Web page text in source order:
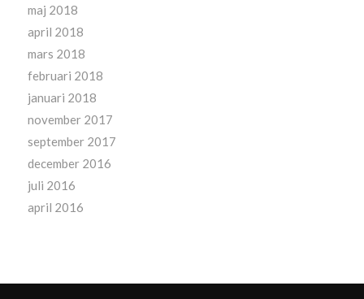
maj 2018
april 2018
mars 2018
februari 2018
januari 2018
november 2017
september 2017
december 2016
juli 2016
april 2016